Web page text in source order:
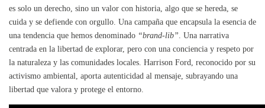
es solo un derecho, sino un valor con historia, algo que se hereda, se
cuida y se defiende con orgullo. Una campaña que encapsula la esencia de
una tendencia que hemos denominado “brand-lib” . Una narrativa
centrada en la libertad de explorar, pero con una conciencia y respeto por
la naturaleza y las comunidades locales. Harrison Ford, reconocido por su
activismo ambiental, aporta autenticidad al mensaje, subrayando una
libertad que valora y protege el entorno.